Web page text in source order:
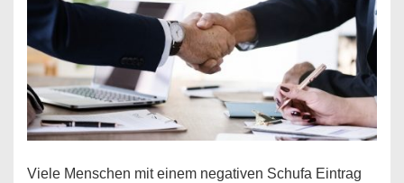
Viele Menschen mit einem negativen Schufa Eintrag